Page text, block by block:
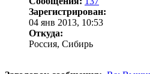
Зарегистрирован:
04 янв 2013, 10:53
Откуда:
Россия, Сибирь